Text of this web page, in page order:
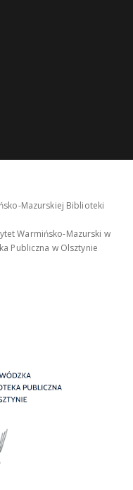
Mazurskiej Biblioteki
Warmińsko-Mazurski w
Publiczna w Olsztynie